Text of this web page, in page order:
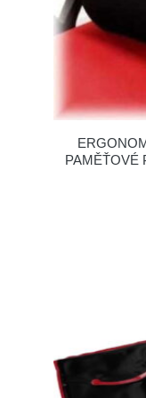
PAMĚŤOVÉ